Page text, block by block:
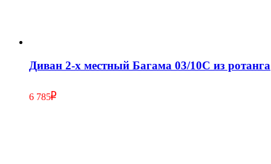
Диван 2-х местный Багама 03/10C из ротанга
6 785